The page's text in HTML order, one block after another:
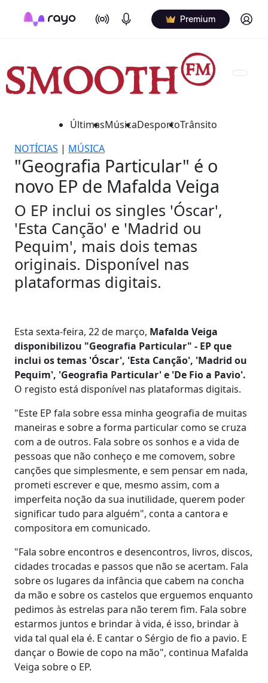
On Air Podcasts Premium Log in
ÚltimasMúsicaDesportoTrânsito
NOTÍCIAS | MÚSICA
"Geografia Particular" é o
novo EP de Mafalda Veiga
O EP inclui os singles 'Óscar',
'Esta Canção' e 'Madrid ou
Pequim', mais dois temas
originais. Disponível nas
plataformas digitais.
Esta sexta-feira, 22 de março, Mafalda Veiga
disponibilizou "Geografia Particular" - EP que
inclui os temas 'Óscar', 'Esta Canção', 'Madrid ou
Pequim', 'Geografia Particular' e 'De Fio a Pavio'.
O registo está disponível nas plataformas digitais.
"Este EP fala sobre essa minha geografia de muitas
maneiras e sobre a forma particular como se cruza
com a de outros. Fala sobre os sonhos e a vida de
pessoas que não conheço e me comovem, sobre
canções que simplesmente, e sem pensar em nada,
prometi escrever e que, mesmo assim, com a
imperfeita noção da sua inutilidade, querem poder
significar tudo para alguém", conta a cantora e
compositora em comunicado.
"Fala sobre encontros e desencontros, livros, discos,
cidades trocadas e passos que não se acertam. Fala
sobre os lugares da infância que cabem na concha
da mão e sobre os castelos que erguemos enquanto
pedimos às estrelas para não terem fim. Fala sobre
estarmos juntos e brindar à vida, é isso, brindar à
vida tal qual ela é. E cantar o Sérgio de fio a pavio. E
dançar o Bowie de copo na mão", continua Mafalda
Veiga sobre o EP.